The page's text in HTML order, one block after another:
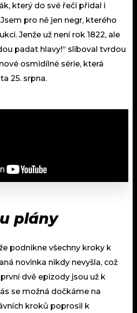
který do své řeči přidal i
pro ně jen negr, kterého
Jenže už není rok 1822, ale
padat hlavy!“ sliboval tvrdou
osmidílné série, která
25. srpna.
plány
podnikne všechny kroky k
novinka nikdy nevyšla, což
dvě epizody jsou už k
se možná dočkáme na
kroků poprosil k